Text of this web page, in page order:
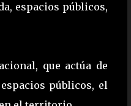
espacios públicos,
que actúa de
públicos, el